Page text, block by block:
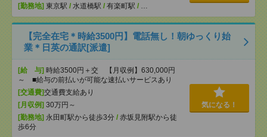
[勤務地] 東京駅 / 水道橋駅 / 有楽町駅 / …
【完全在宅＊時給3500円】電話無し！朝ゆっくり始
業＊日英の通訳[派遣]
[給 与] 時給3500円＋交 【月収例】630,000円
～ ■給与の前払いが可能な速払いサービスあり
[交通費]交通費支給あり
[月収例] 30万円～
[勤務地] 永田町駅から徒歩3分 / 赤坂見附駅から徒
歩6分
気になる！